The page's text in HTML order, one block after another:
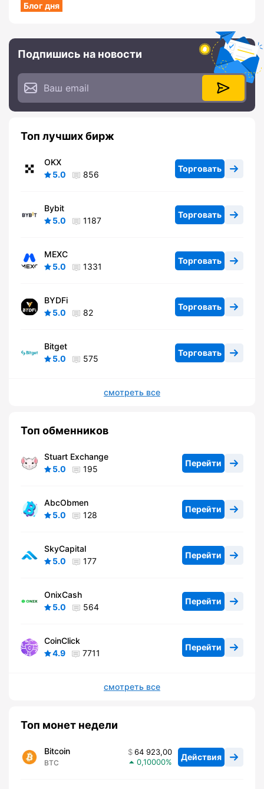
Блог дня
Подпишись на новости
Топ лучших бирж
OKX
5.0
856
Торговать
Bybit
5.0
1187
Торговать
MEXC
5.0
1331
Торговать
BYDFi
5.0
82
Торговать
Bitget
5.0
575
Торговать
смотреть все
Топ обменников
Stuart Exchange
5.0
195
Перейти
AbcObmen
5.0
128
Перейти
SkyCapital
5.0
177
Перейти
OnixCash
5.0
564
Перейти
CoinClick
4.9
7711
Перейти
смотреть все
Топ монет недели
Bitcoin
BTC
64 923,00
0,10000
Действия